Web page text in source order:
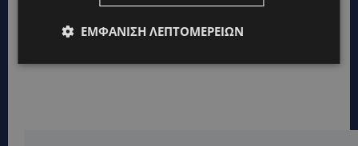
ΕΜΦΆΝΙΣΗ ΛΕΠΤΟΜΕΡΕΙΏΝ